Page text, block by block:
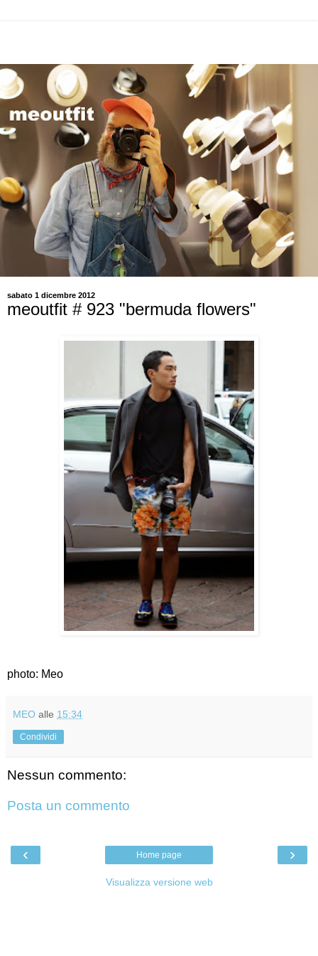
sabato 1 dicembre 2012
meoutfit # 923 "bermuda flowers"
photo: Meo
MEO alle 15:34
Condividi
Nessun commento:
Posta un commento
‹ ›
Home page
Visualizza versione web